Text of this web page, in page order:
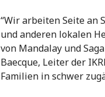
“Wir arbeiten Seite an
und anderen lokalen
von Mandalay und
Baecque, Leiter der
Familien in schwer